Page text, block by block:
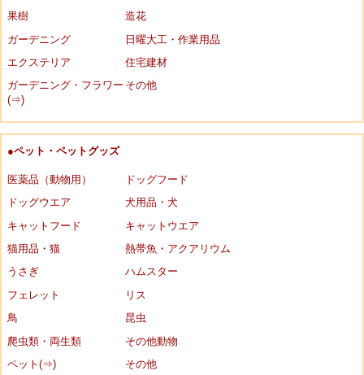
果樹
造花
ガーデニング
日曜大工・作業用品
エクステリア
住宅建材
ガーデニング・フラワー
(⇒)
その他
●ペット・ペットグッズ
医薬品（動物用）
ドッグフード
ドッグウエア
犬用品・犬
キャットフード
キャットウエア
猫用品・猫
熱帯魚・アクアリウム
うさぎ
ハムスター
フェレット
リス
鳥
昆虫
爬虫類・両生類
その他動物
ペット(⇒)
その他